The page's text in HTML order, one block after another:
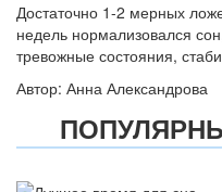
Достаточно 1-2 мерных
недель нормализовался
тревожные состояния,
Автор: Анна Александрова